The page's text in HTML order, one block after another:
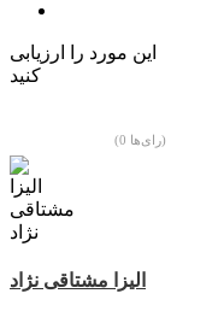
این مورد را ارزیابی
کنید
(0 رای‌ها)
الیزا مشتاقی نژاد